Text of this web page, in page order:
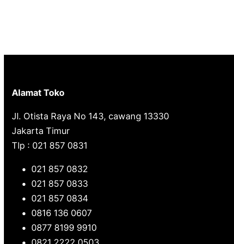
Alamat Toko
Jl. Otista Raya No 143, cawang 13330
Jakarta Timur
Tlp : 021 857 0831
021 857 0832
021 857 0833
021 857 0834
0816 136 0607
0877 8199 9910